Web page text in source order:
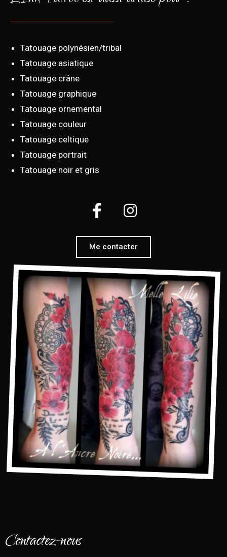
Tatouage polynésien/tribal
Tatouage asiatique
Tatouage crâne
Tatouage graphique
Tatouage ornemental
Tatouage couleur
Tatouage celtique
Tatouage portrait
Tatouage noir et gris
Me contacter
Contactez-nous